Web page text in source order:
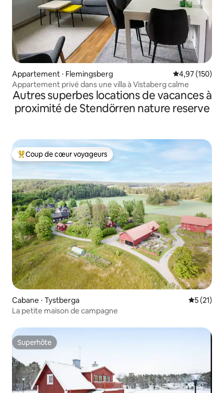
Appartement ⋅ Flemingsberg Évaluation
4,97 (150)
Appartement privé dans une villa à Vistaberg calme
Autres superbes locations de vacances à
proximité de Stendörren nature reserve
Coups de cœur voyageurs les plus appréciés
Coup de cœur voyageurs
Cabane ⋅ Tystberga
5 (21)
La petite maison de campagne
Superhôte
Superhôte